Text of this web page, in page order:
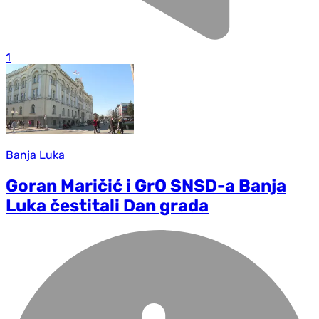
1
Banja Luka
Goran Maričić i GrO SNSD-a Banja
Luka čestitali Dan grada